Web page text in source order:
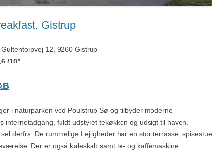
Gistrup
, Gultentorpvej 12, 9260 Gistrup
/10”
i naturparken ved Poulstrup Sø og tilbyder moderne
internetadgang, fuldt udstyret tekøkken og udsigt til haven.
derfra. De rummelige Lejligheder har en stor terrasse, spisestue
Der er også køleskab samt te- og kaffemaskine.